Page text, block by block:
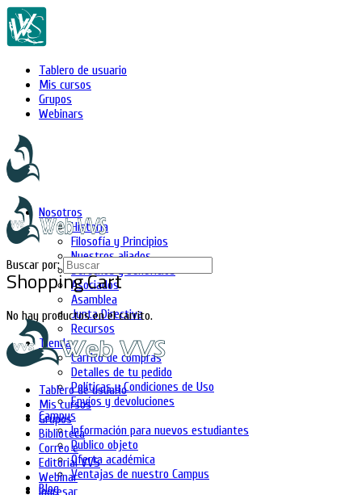
Tablero de usuario
Mis cursos
Grupos
Webinars
Nosotros
Historia
Filosofía y Principios
Nuestros aliados
Derechos y beneficios
Asociados
Asamblea
Junta Directiva
Recursos
Tienda
Carrito de compras
Detalles de tu pedido
Políticas y Condiciones de Uso
Envíos y devoluciones
Campus
Información para nuevos estudiantes
Publico objeto
Oferta académica
Ventajas de nuestro Campus
Blog
Shopping Cart
No hay productos en el carrito.
Buscar por:
Tablero de usuario
Mis cursos
Grupos
Biblioteca
Correo e
Editorial VVS
Webinar
Ingresar